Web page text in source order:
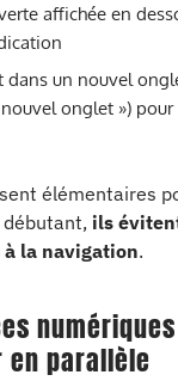
affichée en
dans un nouvel
onglet »)
élémentaires
ils
la navigation.
en parallèle